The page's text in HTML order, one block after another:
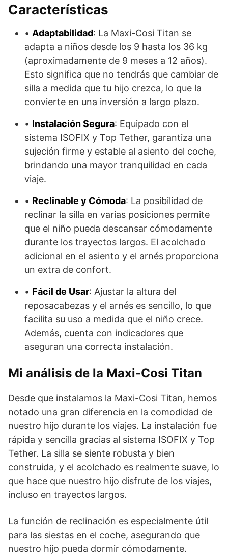
Características
• Adaptabilidad: La Maxi-Cosi Titan se
adapta a niños desde los 9 hasta los 36 kg
(aproximadamente de 9 meses a 12 años).
Esto significa que no tendrás que cambiar de
silla a medida que tu hijo crezca, lo que la
convierte en una inversión a largo plazo.
• Instalación Segura: Equipado con el
sistema ISOFIX y Top Tether, garantiza una
sujeción firme y estable al asiento del coche,
brindando una mayor tranquilidad en cada
viaje.
• Reclinable y Cómoda: La posibilidad de
reclinar la silla en varias posiciones permite
que el niño pueda descansar cómodamente
durante los trayectos largos. El acolchado
adicional en el asiento y el arnés proporciona
un extra de confort.
• Fácil de Usar: Ajustar la altura del
reposacabezas y el arnés es sencillo, lo que
facilita su uso a medida que el niño crece.
Además, cuenta con indicadores que
aseguran una correcta instalación.
Mi análisis de la Maxi-Cosi Titan
Desde que instalamos la Maxi-Cosi Titan, hemos
notado una gran diferencia en la comodidad de
nuestro hijo durante los viajes. La instalación fue
rápida y sencilla gracias al sistema ISOFIX y Top
Tether. La silla se siente robusta y bien
construida, y el acolchado es realmente suave, lo
que hace que nuestro hijo disfrute de los viajes,
incluso en trayectos largos.
La función de reclinación es especialmente útil
para las siestas en el coche, asegurando que
nuestro hijo pueda dormir cómodamente.